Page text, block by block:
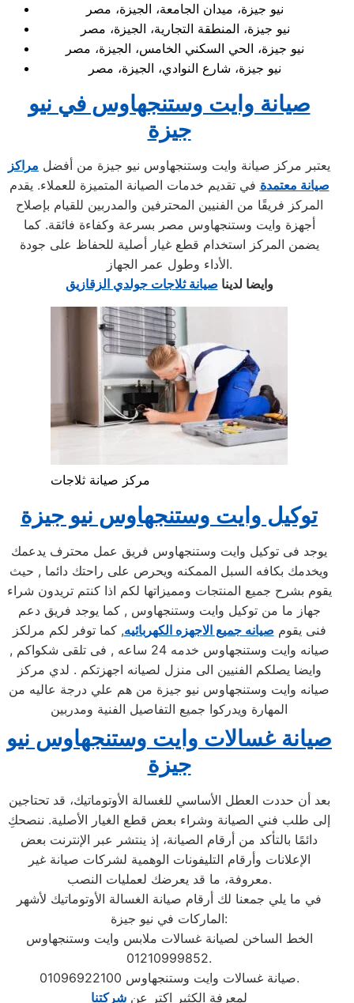
نيو جيزة، ميدان الجامعة، الجيزة، مصر
نيو جيزة، المنطقة التجارية، الجيزة، مصر
نيو جيزة، الحي السكني الخامس، الجيزة، مصر
نيو جيزة، شارع النوادي، الجيزة، مصر
صيانة وايت وستنجهاوس في نيو
جيزة
يعتبر مركز صيانة وايت وستنجهاوس نيو جيزة من أفضل مراكز
صيانة معتمدة في تقديم خدمات الصيانة المتميزة للعملاء. يقدم
المركز فريقًا من الفنيين المحترفين والمدربين للقيام بإصلاح
أجهزة وايت وستنجهاوس مصر بسرعة وكفاءة فائقة. كما
يضمن المركز استخدام قطع غيار أصلية للحفاظ على جودة
الأداء وطول عمر الجهاز.
وايضا لدينا صيانة ثلاجات جولدي الزقازيق
مركز صيانة ثلاجات
توكيل وايت وستنجهاوس نيو جيزة
يوجد فى توكيل وايت وستنجهاوس فريق عمل محترف يدعمك
ويخدمك بكافه السبل الممكنه ويحرص على راحتك دائما , حيث
يقوم بشرح جميع المنتجات ومميزاتها لكم اذا كنتم تريدون شراء
جهاز ما من توكيل وايت وستنجهاوس , كما يوجد فريق دعم
فنى يقوم صيانه جميع الاجهزه الكهربائيه, كما توفر لكم مرلكز
صيانه وايت وستنجهاوس خدمه 24 ساعه , فى تلقى شكواكم ,
وايضا يصلكم الفنيين الى منزل لصيانه اجهزتكم . لدي مركز
صيانه وايت وستنجهاوس نيو جيزة من هم علي درجة عاليه من
المهارة ويدركوا جميع التفاصيل الفنية ومدربين
صيانة غسالات وايت وستنجهاوس نيو
جيزة
بعد أن حددت العطل الأساسي للغسالة الأوتوماتيك، قد تحتاجين
إلى طلب فني الصيانة وشراء بعض قطع الغيار الأصلية. ننصحكِ
دائمًا بالتأكد من أرقام الصيانة، إذ ينتشر عبر الإنترنت بعض
الإعلانات وأرقام التليفونات الوهمية لشركات صيانة غير
معروفة، ما قد يعرضك لعمليات النصب.
في ما يلي جمعنا لك أرقام صيانة الغسالة الأوتوماتيك لأشهر
الماركات في نيو جيزة:
الخط الساخن لصيانة غسالات ملابس وايت وستنجهاوس
01210999852.
صيانة غسالات وايت وستنجهاوس 01096922100.
لمعرفة الكثير اكتر عن شركتنا